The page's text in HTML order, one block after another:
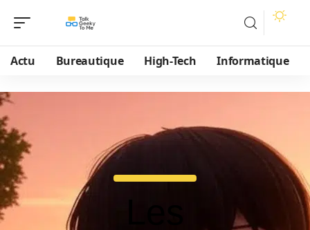
Actu Bureautique High-Tech Informatique